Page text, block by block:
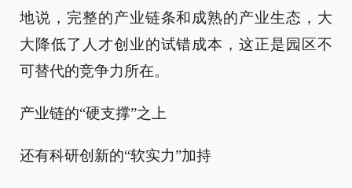
地说，完整的产业链条和成熟的产业生态，大
大降低了人才创业的试错成本，这正是园区不
可替代的竞争力所在。
产业链的“硬支撑”之上
还有科研创新的“软实力”加持